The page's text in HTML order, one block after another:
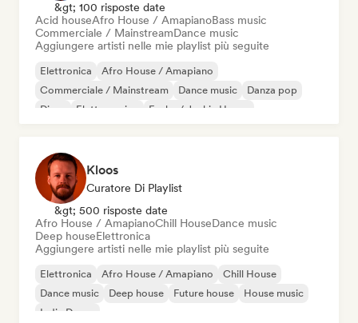
&gt; 100 risposte date
Acid houseAfro House / AmapianoBass music
Commerciale / MainstreamDance music
Aggiungere artisti nelle mie playlist più seguite
Elettronica
Afro House / Amapiano
Commerciale / Mainstream
Dance music
Danza pop
Disco
Elettro swing Funky / Jackin House
Kloos
Curatore Di Playlist
&gt; 500 risposte date
Afro House / AmapianoChill HouseDance music
Deep houseElettronica
Aggiungere artisti nelle mie playlist più seguite
Elettronica Afro House / Amapiano
Chill House
Dance music
Deep house Future house
House music
Indie Dance